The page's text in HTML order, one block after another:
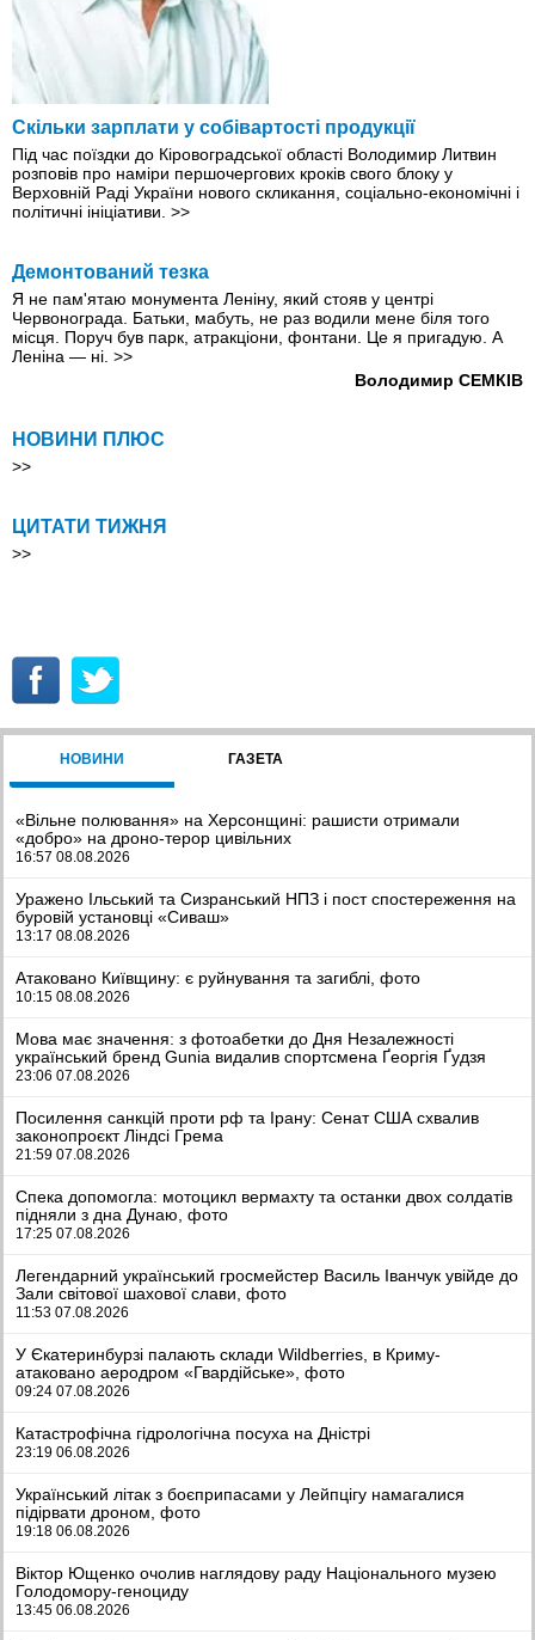
Скільки зарплати у собівартості продукції
Під час поїздки до Кіровоградської області Володимир Литвин
розповів про наміри першочергових кроків свого блоку у
Верховній Раді України нового скликання, соціально-економічні і
політичні ініціативи. >>
Демонтований тезка
Я не пам'ятаю монумента Леніну, який стояв у центрі
Червонограда. Батьки, мабуть, не раз водили мене біля того
місця. Поруч був парк, атракціони, фонтани. Це я пригадую. А
Леніна — ні. >>
Володимир СЕМКІВ
НОВИНИ ПЛЮС
>>
ЦИТАТИ ТИЖНЯ
>>
НОВИНИ ГАЗЕТА
«Вільне полювання» на Херсонщині: рашисти отримали
«добро» на дроно-терор цивільних
16:57 08.08.2026
Уражено Ільський та Сизранський НПЗ і пост спостереження на
буровій установці «Сиваш»
13:17 08.08.2026
Атаковано Київщину: є руйнування та загиблі, фото
10:15 08.08.2026
Мова має значення: з фотоабетки до Дня Незалежності
український бренд Gunia видалив спортсмена Ґеоргія Ґудзя
23:06 07.08.2026
Посилення санкцій проти рф та Ірану: Сенат США схвалив
законопроєкт Ліндсі Грема
21:59 07.08.2026
Спека допомогла: мотоцикл вермахту та останки двох солдатів
підняли з дна Дунаю, фото
17:25 07.08.2026
Легендарний український гросмейстер Василь Іванчук увійде до
Зали світової шахової слави, фото
11:53 07.08.2026
У Єкатеринбурзі палають склади Wildberries, в Криму-
атаковано аеродром «Гвардійське», фото
09:24 07.08.2026
Катастрофічна гідрологічна посуха на Дністрі
23:19 06.08.2026
Український літак з боєприпасами у Лейпцігу намагалися
підірвати дроном, фото
19:18 06.08.2026
Віктор Ющенко очолив наглядову раду Національного музею
Голодомору-геноциду
13:45 06.08.2026